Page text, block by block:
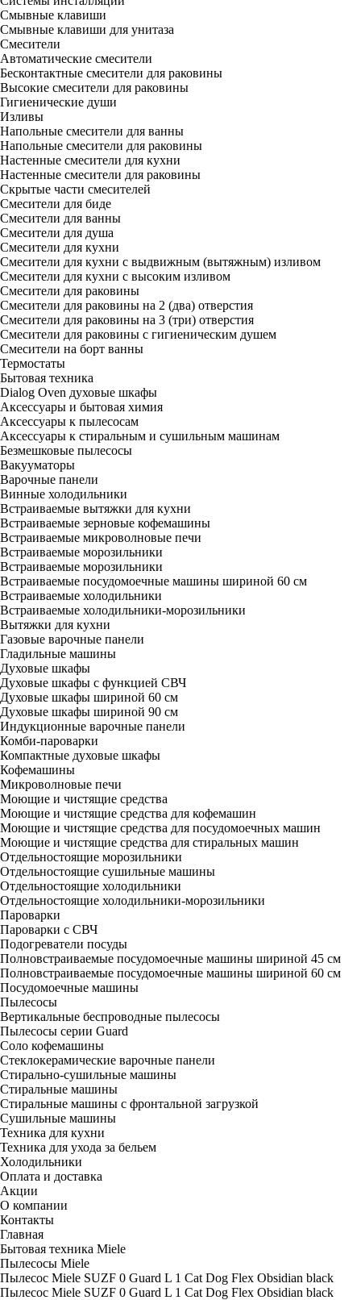
Смывные клавиши
Смывные клавиши для унитаза
Смесители
Автоматические смесители
Бесконтактные смесители для раковины
Высокие смесители для раковины
Гигиенические души
Изливы
Напольные смесители для ванны
Напольные смесители для раковины
Настенные смесители для кухни
Настенные смесители для раковины
Скрытые части смесителей
Смесители для биде
Смесители для ванны
Смесители для душа
Смесители для кухни
Смесители для кухни с выдвижным (вытяжным) изливом
Смесители для кухни с высоким изливом
Смесители для раковины
Смесители для раковины на 2 (два) отверстия
Смесители для раковины на 3 (три) отверстия
Смесители для раковины с гигиеническим душем
Смесители на борт ванны
Термостаты
Бытовая техника
Dialog Oven духовые шкафы
Аксессуары и бытовая химия
Аксессуары к пылесосам
Аксессуары к стиральным и сушильным машинам
Безмешковые пылесосы
Вакууматоры
Варочные панели
Винные холодильники
Встраиваемые вытяжки для кухни
Встраиваемые зерновые кофемашины
Встраиваемые микроволновые печи
Встраиваемые морозильники
Встраиваемые морозильники
Встраиваемые посудомоечные машины шириной 60 см
Встраиваемые холодильники
Встраиваемые холодильники-морозильники
Вытяжки для кухни
Газовые варочные панели
Гладильные машины
Духовые шкафы
Духовые шкафы с функцией СВЧ
Духовые шкафы шириной 60 см
Духовые шкафы шириной 90 см
Индукционные варочные панели
Комби-пароварки
Компактные духовые шкафы
Кофемашины
Микроволновые печи
Моющие и чистящие средства
Моющие и чистящие средства для кофемашин
Моющие и чистящие средства для посудомоечных машин
Моющие и чистящие средства для стиральных машин
Отдельностоящие морозильники
Отдельностоящие сушильные машины
Отдельностоящие холодильники
Отдельностоящие холодильники-морозильники
Пароварки
Пароварки с СВЧ
Подогреватели посуды
Полновстраиваемые посудомоечные машины шириной 45 см
Полновстраиваемые посудомоечные машины шириной 60 см
Посудомоечные машины
Пылесосы
Вертикальные беспроводные пылесосы
Пылесосы серии Guard
Соло кофемашины
Стеклокерамические варочные панели
Стирально-сушильные машины
Стиральные машины
Стиральные машины с фронтальной загрузкой
Сушильные машины
Техника для кухни
Техника для ухода за бельем
Холодильники
Оплата и доставка
Акции
О компании
Контакты
Главная
Бытовая техника Miele
Пылесосы Miele
Пылесос Miele SUZF 0 Guard L 1 Cat Dog Flex Obsidian black
Пылесос Miele SUZF 0 Guard L 1 Cat Dog Flex Obsidian black